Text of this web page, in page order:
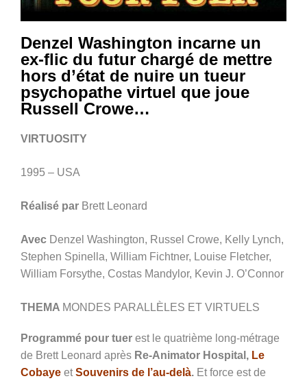
Denzel Washington incarne un
ex-flic du futur chargé de mettre
hors d’état de nuire un tueur
psychopathe virtuel que joue
Russell Crowe…
VIRTUOSITY
1995 – USA
Réalisé par Brett Leonard
Avec Denzel Washington, Russel Crowe, Kelly Lynch,
Stephen Spinella, William Fichtner, Louise Fletcher,
William Forsythe, Costas Mandylor, Kevin J. O’Connor
THEMA MONDES PARALLÈLES ET VIRTUELS
Programmé pour tuer est le quatrième long-métrage
de Brett Leonard après Re-Animator Hospital, Le
Cobaye etSouvenirs de l’au-delà. Et force est de